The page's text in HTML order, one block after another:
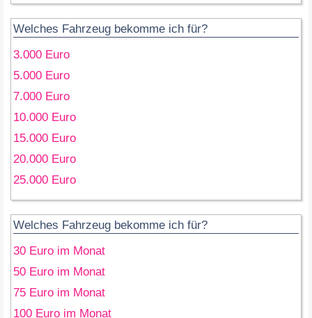
Welches Fahrzeug bekomme ich für?
3.000 Euro
5.000 Euro
7.000 Euro
10.000 Euro
15.000 Euro
20.000 Euro
25.000 Euro
Welches Fahrzeug bekomme ich für?
30 Euro im Monat
50 Euro im Monat
75 Euro im Monat
100 Euro im Monat